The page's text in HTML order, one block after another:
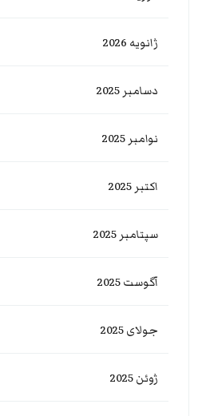
ژانویه 2026
دسامبر 2025
نوامبر 2025
اکتبر 2025
سپتامبر 2025
آگوست 2025
جولای 2025
ژوئن 2025